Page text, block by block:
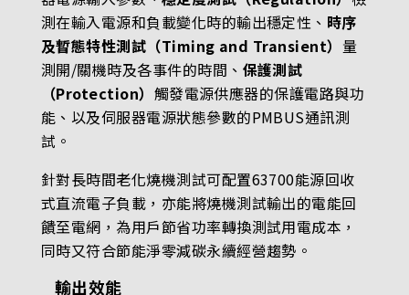
測在輸入電源和負載變化時的輸出穩定性、 時序
及暫態特性測試（Timing and Transient） 量
測開/關機時及各事件的時間、 保護測試
（Protection） 觸發電源供應器的保護電路與功
能、以及伺服器電源狀態參數的PMBUS通訊測
試。
針對長時間老化燒機測試可配置63700能源回收
式直流電子負載，亦能將燒機測試輸出的電能回
饋至電網，為用戶節省功率轉換測試用電成本，
同時又符合節能淨零減碳永續經營趨勢。
輸出效能